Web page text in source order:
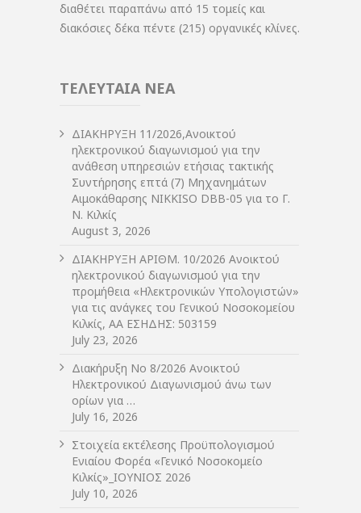
διαθέτει παραπάνω από 15 τομείς και
διακόσιες δέκα πέντε (215) οργανικές κλίνες.
ΤΕΛΕΥΤΑΙΑ ΝΕΑ
ΔIΑΚΗΡΥΞΗ 11/2026,Ανοικτού
ηλεκτρονικού διαγωνισμού για την
ανάθεση υπηρεσιών ετήσιας τακτικής
Συντήρησης επτά (7) Μηχανημάτων
Αιμοκάθαρσης NIKKISO DBB-05 για το Γ.
Ν. Κιλκίς
August 3, 2026
ΔIΑΚΗΡΥΞΗ ΑΡIΘΜ. 10/2026 Ανοικτού
ηλεκτρονικού διαγωνισμού για την
προμήθεια «Ηλεκτρονικών Υπολογιστών»
για τις ανάγκες του Γενικού Νοσοκομείου
Κιλκίς, ΑΑ ΕΣΗΔΗΣ: 503159
July 23, 2026
Διακήρυξη Νο 8/2026 Ανοικτού
Ηλεκτρονικού Διαγωνισμού άνω των
ορίων για …
July 16, 2026
Στοιχεία εκτέλεσης Προϋπολογισμού
Ενιαίου Φορέα «Γενικό Νοσοκομείο
Κιλκίς»_ΙΟΥΝΙΟΣ 2026
July 10, 2026